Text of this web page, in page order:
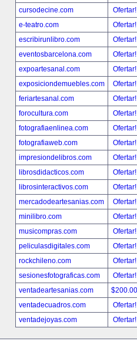
cursodecine.com
e-teatro.com
escribirunlibro.com
eventosbarcelona.com
expoartesanal.com
exposiciondemuebles.com
feriartesanal.com
forocultura.com
fotografiaenlinea.com
fotografiaweb.com
impresiondelibros.com
librosdidacticos.com
librosinteractivos.com
mercadodeartesanias.com
minilibro.com
musicompras.com
peliculasdigitales.com
rockchileno.com
sesionesfotograficas.com
ventadeartesanias.com
ventadecuadros.com
ventadejoyas.com